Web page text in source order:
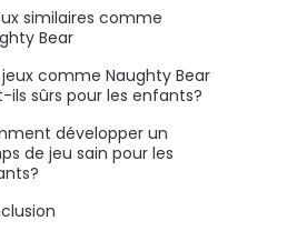
similaires comme
Bear
jeux comme Naughty Bear
ils sûrs pour les enfants?
développer un
de jeu sain pour les